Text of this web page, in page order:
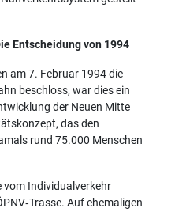
Entscheidung von 1994
am 7. Februar 1994 die
beschloss, war dies ein
der Neuen Mitte
das den
rund 75.000 Menschen
vom Individualverkehr
Auf ehemaligen